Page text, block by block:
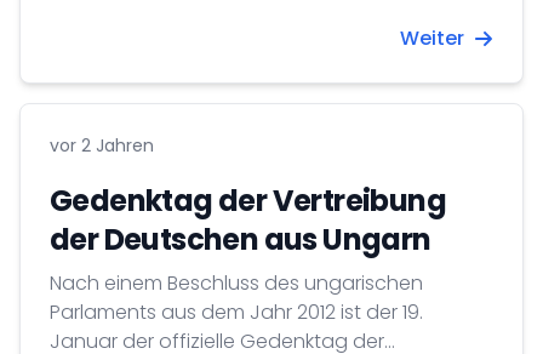
Weiter
vor 2 Jahren
Gedenktag der Vertreibung
der Deutschen aus Ungarn
Nach einem Beschluss des ungarischen
Parlaments aus dem Jahr 2012 ist der 19.
Januar der offizielle Gedenktag der